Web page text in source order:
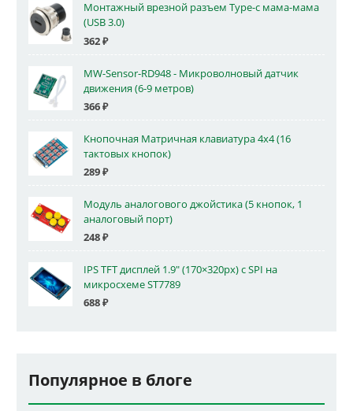
Монтажный врезной разъем Type-c мама-мама
(USB 3.0)
362₽
MW-Sensor-RD948 - Микроволновый датчик
движения (6-9 метров)
366₽
Кнопочная Матричная клавиатура 4x4 (16
тактовых кнопок)
289₽
Модуль аналогового джойстика (5 кнопок, 1
аналоговый порт)
248₽
IPS TFT дисплей 1.9" (170×320px) с SPI на
микросхеме ST7789
688₽
Популярное в блоге